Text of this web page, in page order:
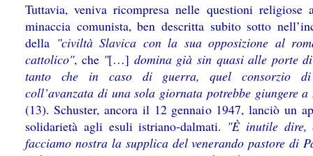
Tuttavia, veniva ricompresa nelle questioni religiose
minaccia comunista, ben descritta subito sotto
della "civiltà Slavica con la sua opposizione al
cattolico", che"[…] domina già sin quasi alle porte
tanto che in caso di guerra, quel consorzio
coll’avanzata di una sola giornata potrebbe giungere
(13). Schuster, ancora il 12 gennaio 1947, lanciò un
solidarietà agli esuli istriano-dalmati. "È inutile dire,
facciamo nostra la supplica del venerando pastore di